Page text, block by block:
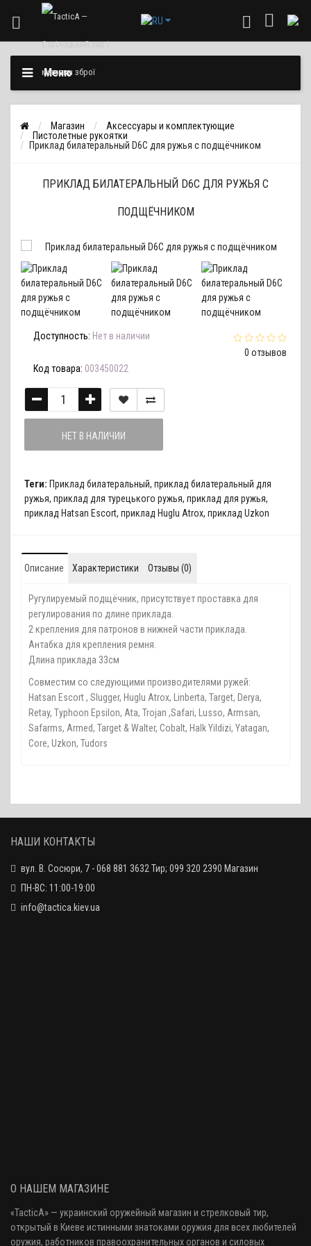
Меню
Магазин
Аксессуары и комплектующие
Пистолетные рукоятки
Приклад билатеральный D6C для ружья с подщёчником
ПРИКЛАД БИЛАТЕРАЛЬНЫЙ D6C ДЛЯ РУЖЬЯ С
ПОДЩЁЧНИКОМ
0 отзывов
Доступность: Нет в наличии
Код товара: 003450022
НЕТ В НАЛИЧИИ
Теги: Приклад билатеральный, приклад билатеральный для
ружья, приклад для турецького ружья, приклад для ружья,
приклад Hatsan Escort, приклад Huglu Atrox, приклад Uzkon
Описание Характеристики Отзывы (0)
Ругулируемый подщёчник, присутствует проставка для
регулирования по длине приклада.
2 крепления для патронов в нижней части приклада.
Антабка для крепления ремня.
Длина приклада 33см
Совместим со следующими производителями ружей:
Hatsan Escort , Slugger, Huglu Atrox, Linberta, Target, Derya,
Retay, Typhoon Epsilon, Ata, Trojan ,Safari, Lusso, Armsan,
Safarms, Armed, Target & Walter, Cobalt, Halk Yildizi, Yatagan,
Core, Uzkon, Tudors
НАШИ КОНТАКТЫ
вул. В. Сосюри, 7 - 068 881 3632 Тир; 099 320 2390 Магазин
ПН-ВС: 11:00-19:00
info@tactica.kiev.ua
О НАШЕМ МАГАЗИНЕ
«TacticA» — украинский оружейный магазин и стрелковый тир,
открытый в Киеве истинными знатоками оружия для всех любителей
оружия, работников правоохранительных органов и силовых